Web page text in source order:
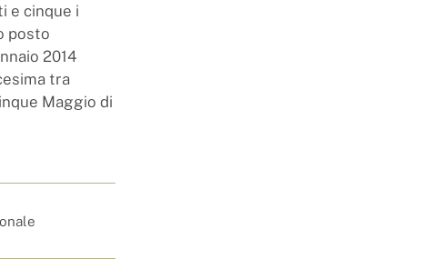
e cinque i
posto
2014
tra
Maggio di